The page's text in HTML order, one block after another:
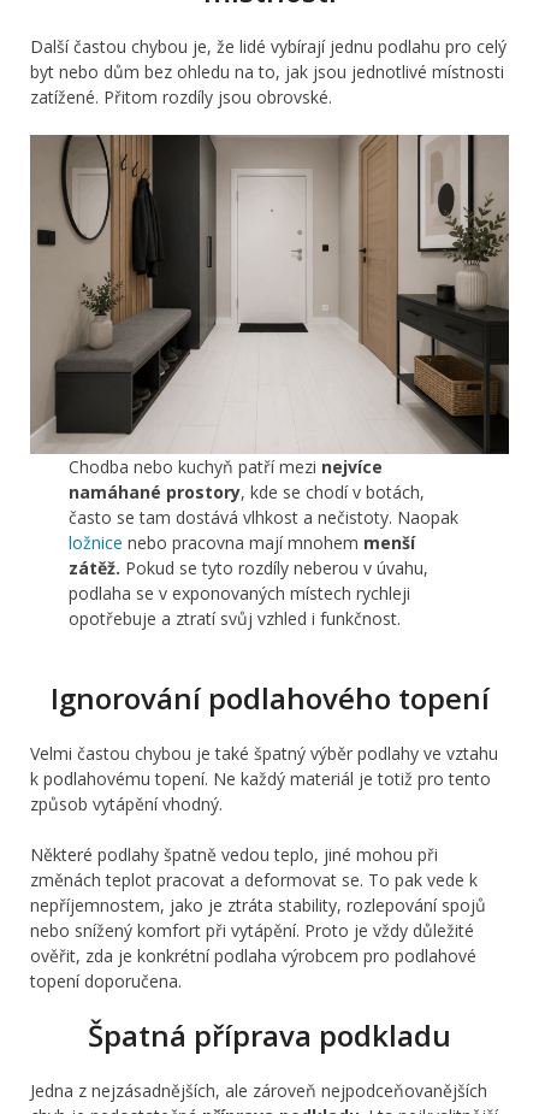
Další častou chybou je, že lidé vybírají jednu podlahu pro celý
byt nebo dům bez ohledu na to, jak jsou jednotlivé místnosti
zatížené. Přitom rozdíly jsou obrovské.
Chodba nebo kuchyň patří mezi nejvíce
namáhané prostory, kde se chodí v botách,
často se tam dostává vlhkost a nečistoty. Naopak
ložnice nebo pracovna mají mnohem menší
zátěž. Pokud se tyto rozdíly neberou v úvahu,
podlaha se v exponovaných místech rychleji
opotřebuje a ztratí svůj vzhled i funkčnost.
Ignorování podlahového topení
Velmi častou chybou je také špatný výběr podlahy ve vztahu
k podlahovému topení. Ne každý materiál je totiž pro tento
způsob vytápění vhodný.
Některé podlahy špatně vedou teplo, jiné mohou při
změnách teplot pracovat a deformovat se. To pak vede k
nepříjemnostem, jako je ztráta stability, rozlepování spojů
nebo snížený komfort při vytápění. Proto je vždy důležité
ověřit, zda je konkrétní podlaha výrobcem pro podlahové
topení doporučena.
Špatná příprava podkladu
Jedna z nejzásadnějších, ale zároveň nejpodceňovanějších